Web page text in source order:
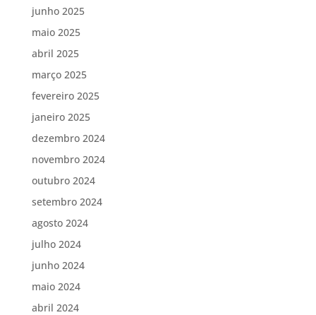
junho 2025
maio 2025
abril 2025
março 2025
fevereiro 2025
janeiro 2025
dezembro 2024
novembro 2024
outubro 2024
setembro 2024
agosto 2024
julho 2024
junho 2024
maio 2024
abril 2024